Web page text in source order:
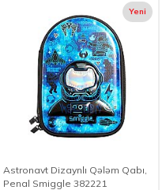
Yeni
Astronavt Dizaynlı Qələm Qabı,
Penal Smiggle 382221